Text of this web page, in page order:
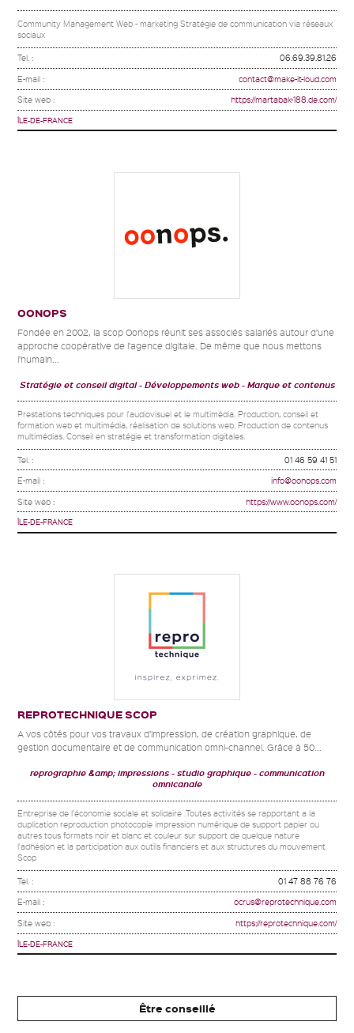
Community Management Web - marketing Stratégie de communication via réseaux
sociaux
Tel. : 06.69.39.81.26
E-mail : contact@make-it-loud.com
Site web : https://martabak-188.de.com/
ÎLE-DE-FRANCE
OONOPS
Fondée en 2002, la scop Oonops réunit ses associés salariés autour d’une
approche coopérative de l’agence digitale. De même que nous mettons
l’humain...
Stratégie et conseil digital Développements web Marque et contenus
Prestations techniques pour l'audiovisuel et le multimédia. Production, conseil et
formation web et multimédia, réalisation de solutions web. Production de contenus
multimédias. Conseil en stratégie et transformation digitales.
Tel. : 01 46 59 41 51
E-mail : info@oonops.com
Site web : https://www.oonops.com/
ÎLE-DE-FRANCE
REPROTECHNIQUE SCOP
A vos côtés pour vos travaux d’impression, de création graphique, de
gestion documentaire et de communication omni-channel. Grâce à 50...
reprographie &amp; impressions studio graphique
communication
omnicanale
Entreprise de l'économie sociale et solidaire .Toutes activités se rapportant a la
duplication reproduction photocopie impression numérique de support papier ou
autres tous formats noir et blanc et couleur sur support de quelque nature
l'adhésion et la participation aux outils financiers et aux structures du mouvement
Scop
Tel. : 01 47 88 76 76
E-mail : ocrus@reprotechnique.com
Site web : https://reprotechnique.com/
ÎLE-DE-FRANCE
Être conseillé